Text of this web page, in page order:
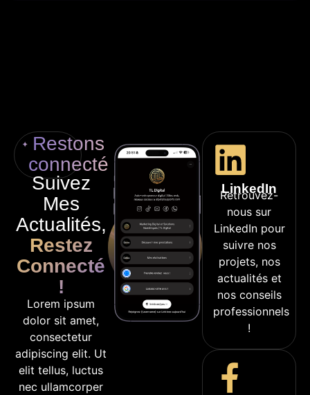
Restons
connecté
Suivez
Mes
Actualités,
Restez
Connecté
!
Lorem ipsum
dolor sit amet,
consectetur
adipiscing elit. Ut
elit tellus, luctus
nec ullamcorper
LinkedIn
Retrouvez-
nous sur
LinkedIn pour
suivre nos
projets, nos
actualités et
nos conseils
professionnels
!